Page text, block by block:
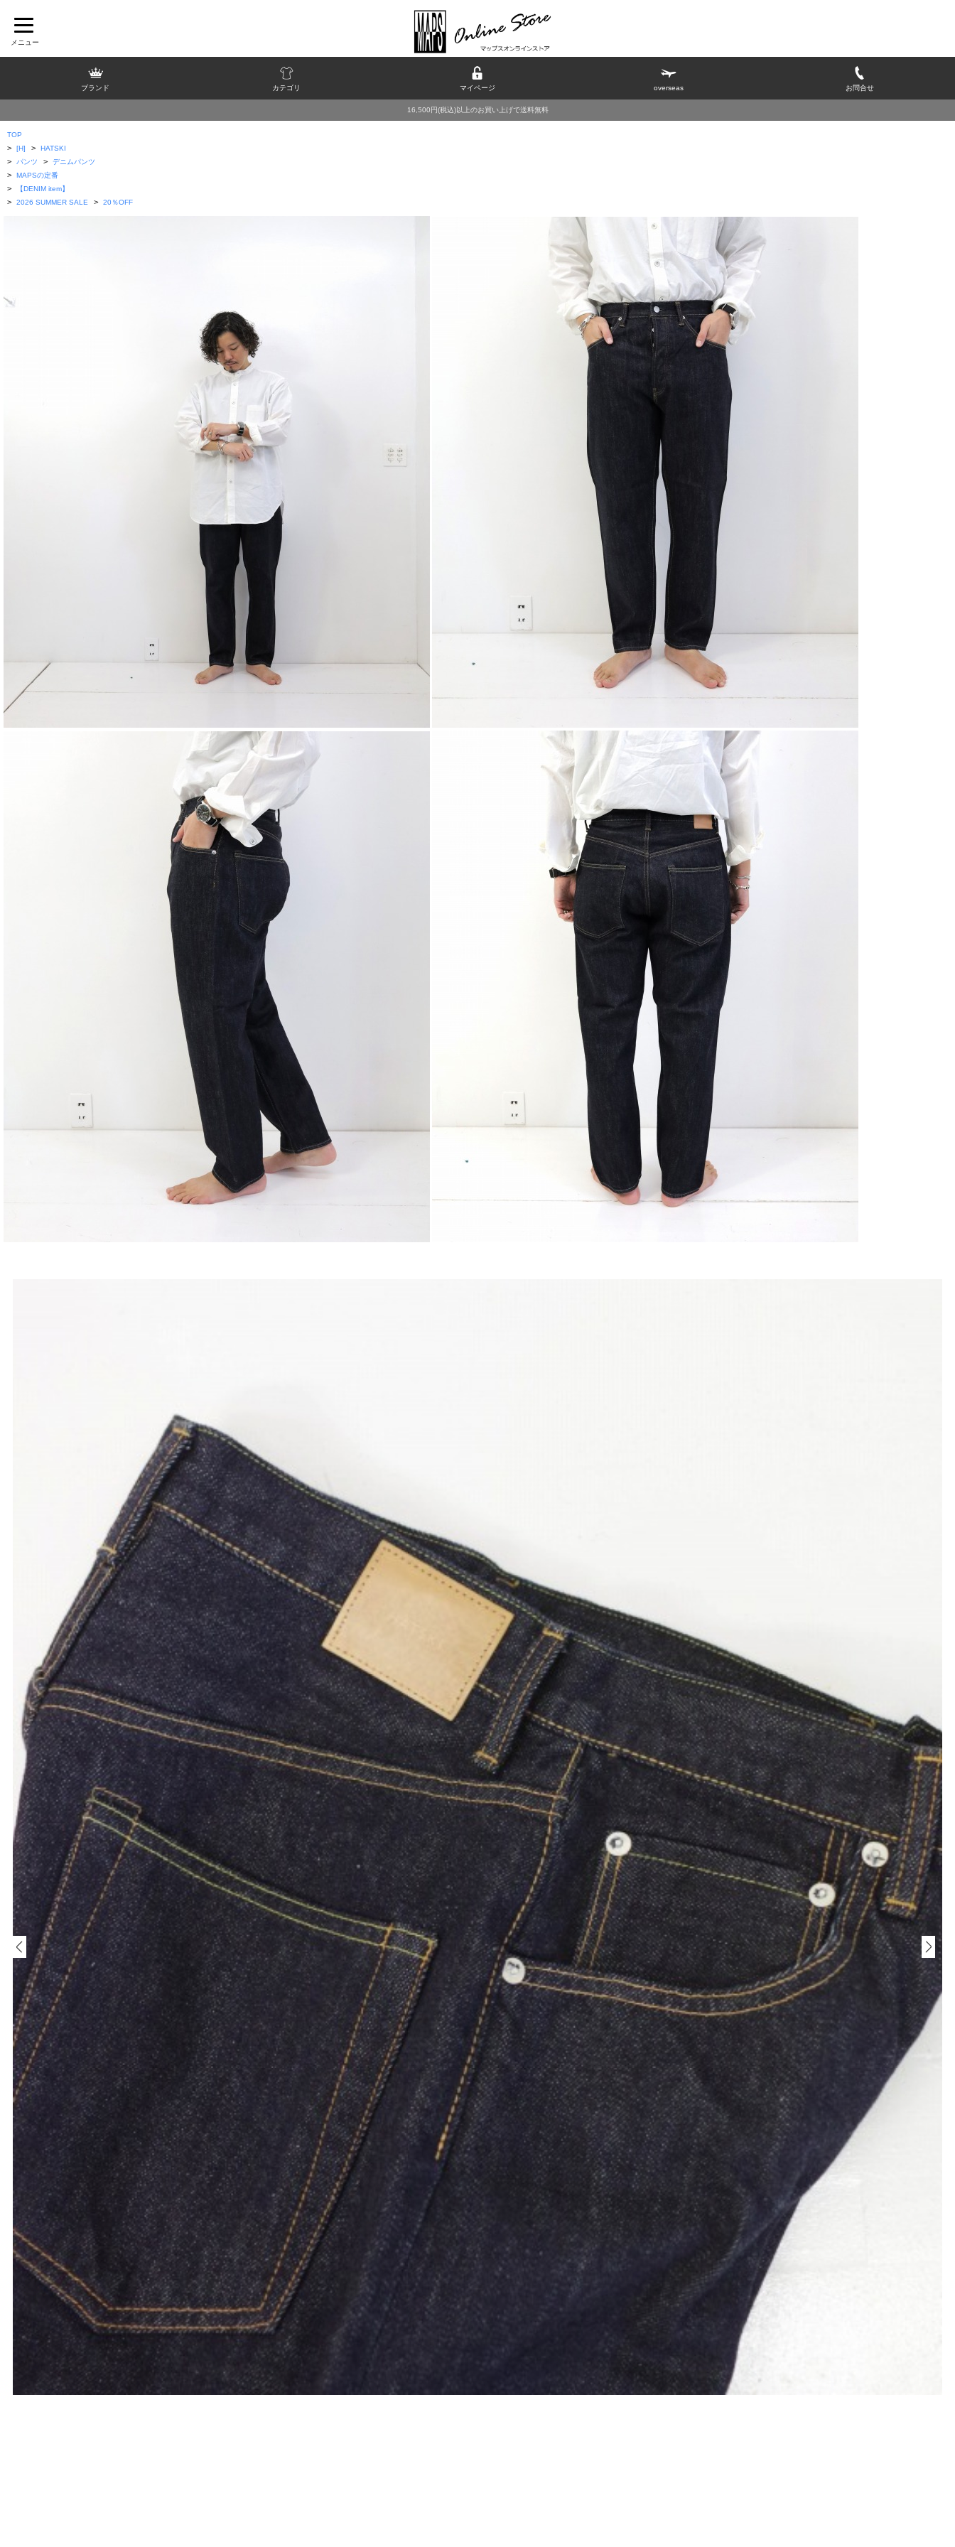
ブランド カテゴリ マイページ overseas お問合せ
16,500円(税込)以上のお買い上げで送料無料
TOP
> [H] > HATSKI
> パンツ > デニムパンツ
> MAPSの定番
> 【DENIM item】
> 2026 SUMMER SALE > 20％OFF